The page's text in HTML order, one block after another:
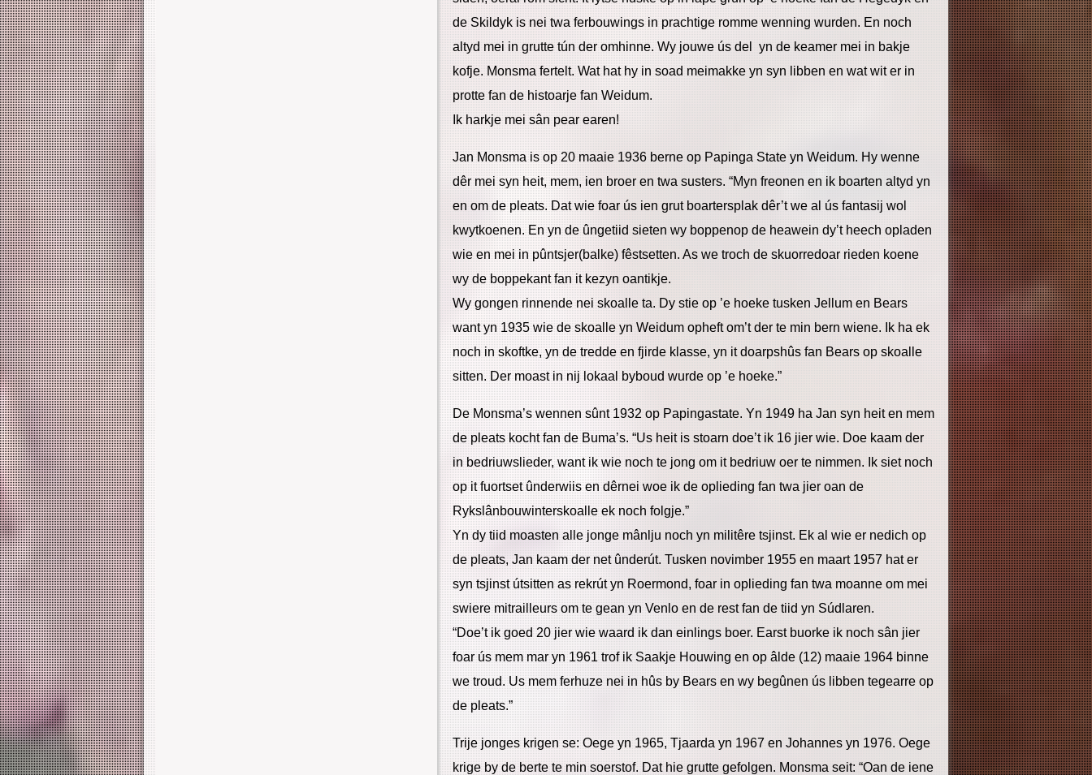
de Skildyk is nei twa ferbouwings in prachtige romme wenning wurden. En noch
altyd mei in grutte tún der omhinne. Wy jouwe ús del yn de keamer mei in bakje
kofje. Monsma fertelt. Wat hat hy in soad meimakke yn syn libben en wat wit er in
protte fan de histoarje fan Weidum.
Ik harkje mei sân pear earen!
Jan Monsma is op 20 maaie 1936 berne op Papinga State yn Weidum. Hy wenne
dêr mei syn heit, mem, ien broer en twa susters. “Myn freonen en ik boarten altyd yn
en om de pleats. Dat wie foar ús ien grut boartersplak dêr’t we al ús fantasij wol
kwytkoenen. En yn de ûngetiid sieten wy boppenop de heawein dy’t heech opladen
wie en mei in pûntsjer(balke) fêstsetten. As we troch de skuorredoar rieden koene
wy de boppekant fan it kezyn oantikje.
Wy gongen rinnende nei skoalle ta. Dy stie op ’e hoeke tusken Jellum en Bears
want yn 1935 wie de skoalle yn Weidum opheft om’t der te min bern wiene. Ik ha ek
noch in skoftke, yn de tredde en fjirde klasse, yn it doarpshûs fan Bears op skoalle
sitten. Der moast in nij lokaal byboud wurde op ’e hoeke.”
De Monsma’s wennen sûnt 1932 op Papingastate. Yn 1949 ha Jan syn heit en mem
de pleats kocht fan de Buma’s. “Us heit is stoarn doe’t ik 16 jier wie. Doe kaam der
in bedriuwslieder, want ik wie noch te jong om it bedriuw oer te nimmen. Ik siet noch
op it fuortset ûnderwiis en dêrnei woe ik de oplieding fan twa jier oan de
Rykslânbouwinterskoalle ek noch folgje.”
Yn dy tiid moasten alle jonge mânlju noch yn militêre tsjinst. Ek al wie er nedich op
de pleats, Jan kaam der net ûnderút. Tusken novimber 1955 en maart 1957 hat er
syn tsjinst útsitten as rekrút yn Roermond, foar in oplieding fan twa moanne om mei
swiere mitrailleurs om te gean yn Venlo en de rest fan de tiid yn Súdlaren.
“Doe’t ik goed 20 jier wie waard ik dan einlings boer. Earst buorke ik noch sân jier
foar ús mem mar yn 1961 trof ik Saakje Houwing en op âlde (12) maaie 1964 binne
we troud. Us mem ferhuze nei in hûs by Bears en wy begûnen ús libben tegearre op
de pleats.”
Trije jonges krigen se: Oege yn 1965, Tjaarda yn 1967 en Johannes yn 1976. Oege
krige by de berte te min soerstof. Dat hie grutte gefolgen. Monsma seit: “Oan de iene